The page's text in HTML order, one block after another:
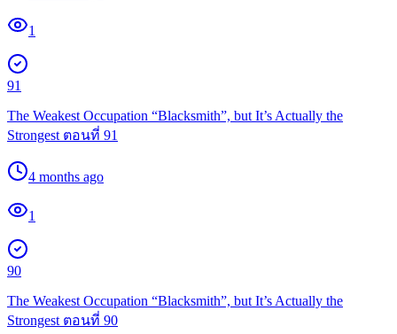
1
91
The Weakest Occupation “Blacksmith”, but It’s Actually the
Strongest ตอนที่ 91
4 months ago
1
90
The Weakest Occupation “Blacksmith”, but It’s Actually the
Strongest ตอนที่ 90